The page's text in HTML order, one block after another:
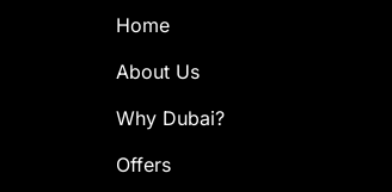
Home
About Us
Why Dubai?
Offers